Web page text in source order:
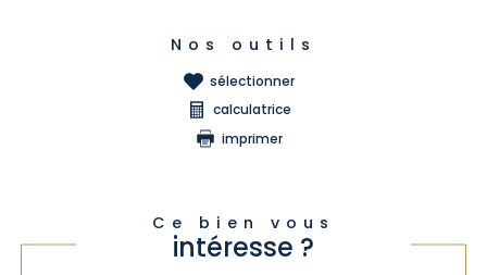
Nos outils
sélectionner
calculatrice
imprimer
Ce bien vous
intéresse ?